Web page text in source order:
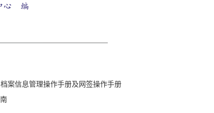
案信息管理操作手册及网签操作手册